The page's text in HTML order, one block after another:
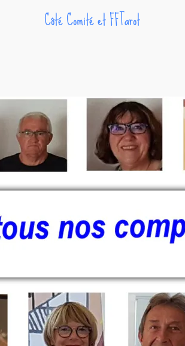
Côté Comité et FFTarot